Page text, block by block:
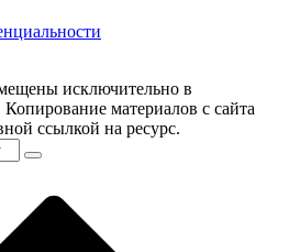
исключительно в
материалов с сайта
ссылкой на ресурс.